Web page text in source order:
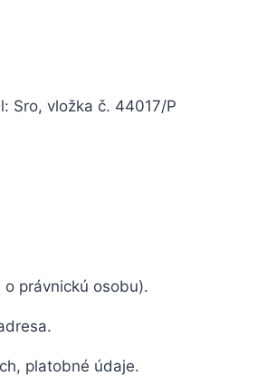
Sro, vložka č. 44017/P
právnickú osobu).
platobné údaje.